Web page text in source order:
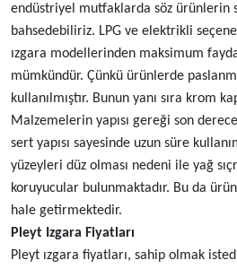
endüstriyel mutfaklarda söz ürünlerin
bahsedebiliriz. LPG ve elektrikli
ızgara modellerinden maksimum
mümkündür. Çünkü ürünlerde
kullanılmıştır. Bunun yanı sıra krom
Malzemelerin yapısı gereği son
sert yapısı sayesinde uzun süre
yüzeyleri düz olması nedeni ile yağ
koruyucular bulunmaktadır. Bu da
hale getirmektedir.
Pleyt Izgara Fiyatları
Pleyt ızgara fiyatları, sahip olmak